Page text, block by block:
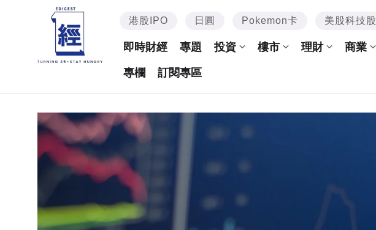
港股IPO 日圓 Pokemon卡 美股科技股
即時財經 專題 投資 樓市 理財 商業
專欄 訂閱專區